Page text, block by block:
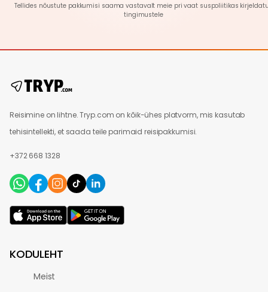
Tellides nõustute pakkumisi saama vastavalt meie privaatsuspoliitikas
tingimustele
Reisimine on lihtne. Tryp.com on kõik-ühes platvorm, mis kasutab
tehisintellekti, et saada teile parimaid reisipakkumisi.
+372 668 1328
KODULEHT
Meist